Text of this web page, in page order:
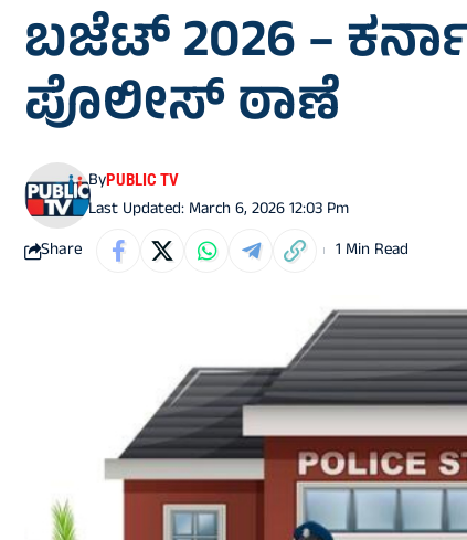
ಬಜೆಟ್ 2026 –
ಪೊಲೀಸ್ ಠಾಣೆ
Last Updated: March 6, 2026 12:03 Pm
ByPUBLIC TV
Share 1 Min Read